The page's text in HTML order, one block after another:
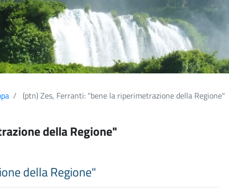
(ptn) Zes, Ferranti: "bene la riperimetrazione della Regione"
della Regione"
della Regione"